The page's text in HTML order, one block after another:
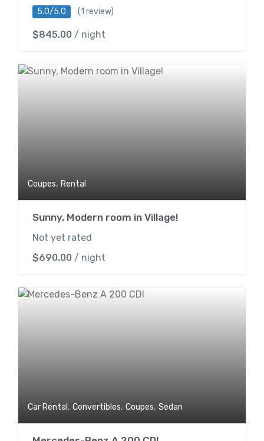
5.0/5.0 (1 review)
$845.00 / night
Coupes, Rental
Sunny, Modern room in Village!
Not yet rated
$690.00 / night
Car Rental , Convertibles, Coupes, Sedan